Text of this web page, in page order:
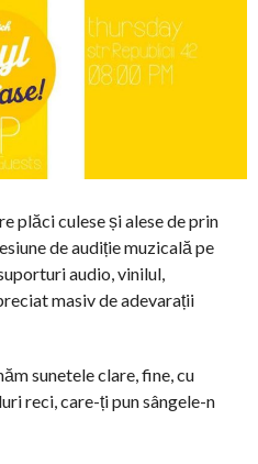
plăci culese și alese de prin
de audiție muzicală pe
audio, vinilul,
masiv de adevarații
sunetele clare, fine, cu
reci, care-ți pun sângele-n